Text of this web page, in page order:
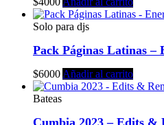
Solo para djs
Pack Páginas Latinas –
$6000 Añadir al carrito
Bateas
Cumbia 2023 – Edits &